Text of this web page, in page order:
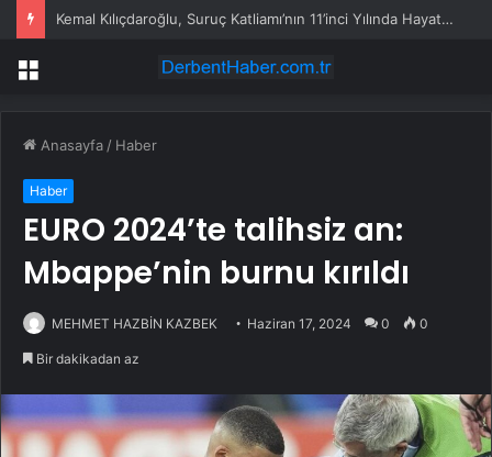
Kemal Kılıçdaroğlu, Suruç Katliamı’nın 11’inci Yılında Hayatını Kaybedenleri Andı
Menü
Anasayfa / Haber
Haber
EURO 2024’te talihsiz an:
Mbappe’nin burnu kırıldı
MEHMET HAZBİN KAZBEK Haziran 17, 2024 0 0
Bir dakikadan az